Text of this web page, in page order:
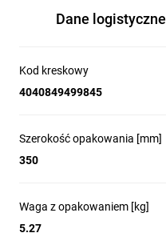
Dane logistyczne
Kod kreskowy
4040849499845
Szerokość opakowania [mm]
350
Waga z opakowaniem [kg]
5.27